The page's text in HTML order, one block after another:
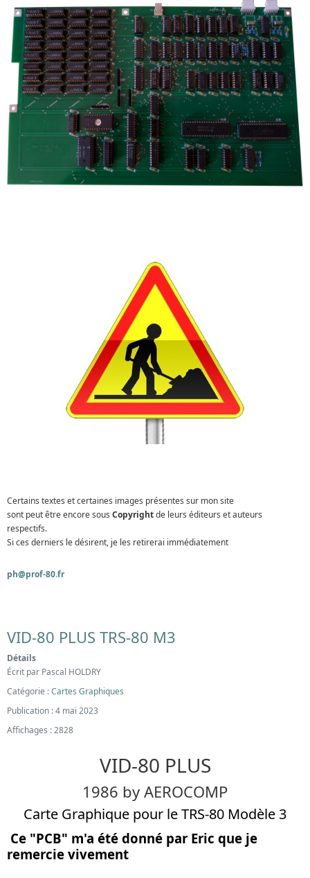
Certains textes et certaines images présentes sur mon site
sont peut être encore sous Copyrightde leurs éditeurs et auteurs
respectifs.
Si ces derniers le désirent, je les retirerai immédiatement
ph@prof-80.fr
VID-80 PLUS TRS-80 M3
Détails
Écrit par Pascal HOLDRY
Catégorie :Cartes Graphiques
Publication : 4 mai 2023
Affichages : 2828
VID-80 PLUS
1986 by AEROCOMP
Carte Graphique pour le TRS-80 Modèle 3
Ce "PCB" m'a été donné par Eric que je
remercie vivement